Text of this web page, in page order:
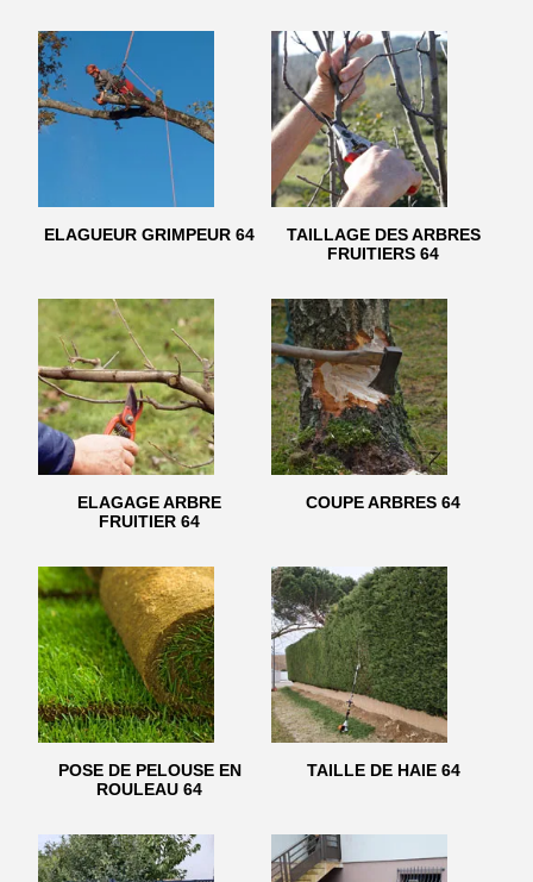
ELAGUEUR GRIMPEUR 64
TAILLAGE DES ARBRES
FRUITIERS 64
ELAGAGE ARBRE
FRUITIER 64
COUPE ARBRES 64
POSE DE PELOUSE EN
ROULEAU 64
TAILLE DE HAIE 64